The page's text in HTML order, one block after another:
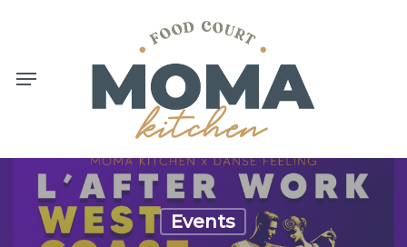
Menu
Events